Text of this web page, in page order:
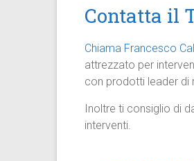
Contatta il
Chiama Francesco
attrezzato per
con prodotti leader di
Inoltre ti consiglio di
interventi.